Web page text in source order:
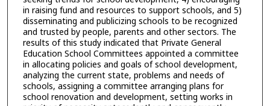
in raising fund and resources to support schools, and 5)
disseminating and publicizing schools to be recognized
and trusted by people, parents and other sectors. The
results of this study indicated that Private General
Education School Committees appointed a committee
in allocating policies and goals of school development,
analyzing the current state, problems and needs of
schools, assigning a committee arranging plans for
school renovation and development, setting works in